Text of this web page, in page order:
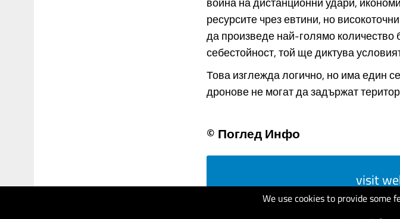
We use cookies to provide some
ресурсите чрез евтини, но
да произведе най-голямо
себестойност, той ще диктува
Това изглежда логично, но има един
дронове не могат да задържат
© Поглед Инфо
visit